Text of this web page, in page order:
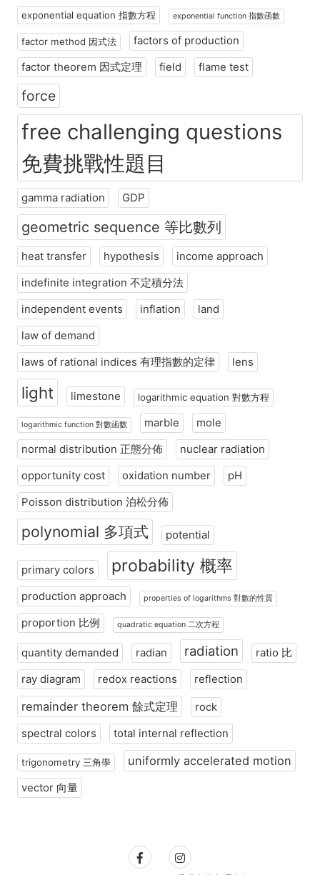
exponential equation 指數方程 exponential function 指數函數
factor method 因式法
factors of production
factor theorem 因式定理
field flame test
force
free challenging questions
免費挑戰性題目
gamma radiation GDP
geometric sequence 等比數列
heat transfer hypothesis
income approach
indefinite integration 不定積分法
independent events
inflation
land
law of demand
laws of rational indices 有理指數的定律
lens
light limestone logarithmic equation 對數方程
logarithmic function 對數函數 marble
mole
normal distribution 正態分佈
nuclear radiation
opportunity cost
oxidation number
pH
Poisson distribution 泊松分佈
polynomial 多項式 potential
primary colors probability 概率
production approach properties of logarithms 對數的性質
proportion 比例 quadratic equation 二次方程
quantity demanded radian radiation
ratio 比
ray diagram
redox reactions reflection
remainder theorem 餘式定理
rock
spectral colors
total internal reflection
trigonometry 三角學 uniformly accelerated motion
vector 向量